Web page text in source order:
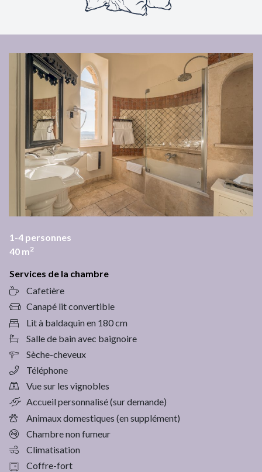
1-4 personnes
40 m2
Services de la chambre
Cafetière
Canapé lit convertible
Lit à baldaquin en 180 cm
Salle de bain avec baignoire
Sèche-cheveux
Téléphone
Vue sur les vignobles
Accueil personnalisé (sur demande)
Animaux domestiques (en supplément)
Chambre non fumeur
Climatisation
Coffre-fort